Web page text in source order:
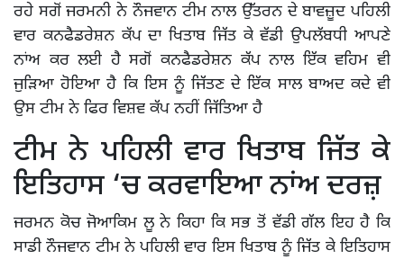
ਰਹੇ ਸਗੋਂ ਜਰਮਨੀ ਨੇ ਨੌਜਵਾਨ ਟੀਮ ਨਾਲ ਉੱਤਰਨ ਦੇ ਬਾਵਜ਼ੂਦ ਪਹਿਲੀ
ਵਾਰ ਕਨਫੈਡਰੇਸ਼ਨ ਕੱਪ ਦਾ ਖਿਤਾਬ ਜਿੱਤ ਕੇ ਵੱਡੀ ਉਪਲੱਬਧੀ ਆਪਣੇ
ਨਾਂਅ ਕਰ ਲਈ ਹੈ ਸਗੋਂ ਕਨਫੈਡਰੇਸ਼ਨ ਕੱਪ ਨਾਲ ਇੱਕ ਵਹਿਮ ਵੀ
ਜੁੜਿਆ ਹੋਇਆ ਹੈ ਕਿ ਇਸ ਨੂੰ ਜਿੱਤਣ ਦੇ ਇੱਕ ਸਾਲ ਬਾਅਦ ਕਦੇ ਵੀ
ਉਸ ਟੀਮ ਨੇ ਫਿਰ ਵਿਸ਼ਵ ਕੱਪ ਨਹੀਂ ਜਿੱਤਿਆ ਹੈ
ਟੀਮ ਨੇ ਪਹਿਲੀ ਵਾਰ ਖਿਤਾਬ ਜਿੱਤ ਕੇ
ਇਤਿਹਾਸ ‘ਚ ਕਰਵਾਇਆ ਨਾਂਅ ਦਰਜ਼਼
ਜਰਮਨ ਕੋਚ ਜੋਆਕਿਮ ਲੂ ਨੇ ਕਿਹਾ ਕਿ ਸਭ ਤੋਂ ਵੱਡੀ ਗੱਲ ਇਹ ਹੈ ਕਿ
ਸਾਡੀ ਨੌਜਵਾਨ ਟੀਮ ਨੇ ਪਹਿਲੀ ਵਾਰ ਇਸ ਖਿਤਾਬ ਨੂੰ ਜਿੱਤ ਕੇ ਇਤਿਹਾਸ